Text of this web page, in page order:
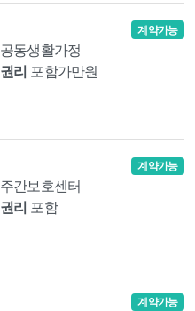
공동생활가정
권리 포함가만원
계약가능
주간보호센터
권리 포함
계약가능
계약가능